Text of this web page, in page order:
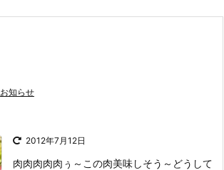
お知らせ
2012年7月12日
肉肉肉肉肉ぅ～この肉美味しそう～ どうして